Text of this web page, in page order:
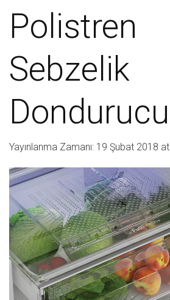
Polistren
Sebzelik
Dondurucu
Yayınlanma Zamanı: 19 Şubat 2018 at